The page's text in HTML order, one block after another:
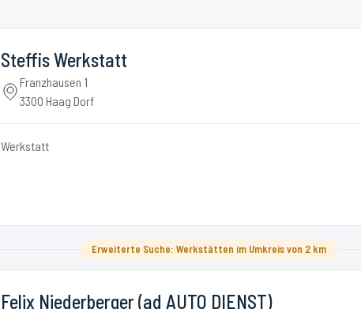
Steffis Werkstatt
Franzhausen 1
3300 Haag Dorf
Werkstatt
Erweiterte Suche: Werkstätten im Umkreis von 2 km
Felix Niederberger (ad AUTO DIENST)